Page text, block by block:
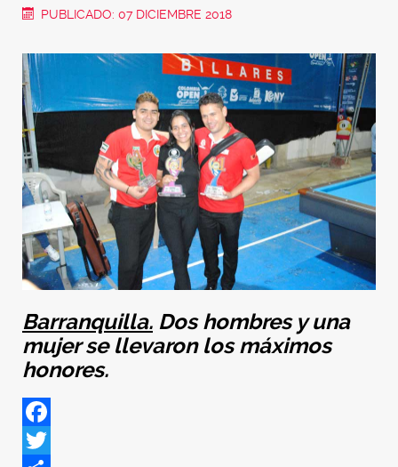
PUBLICADO: 07 DICIEMBRE 2018
Barranquilla. Dos hombres y una
mujer se llevaron los máximos
honores.
Facebook